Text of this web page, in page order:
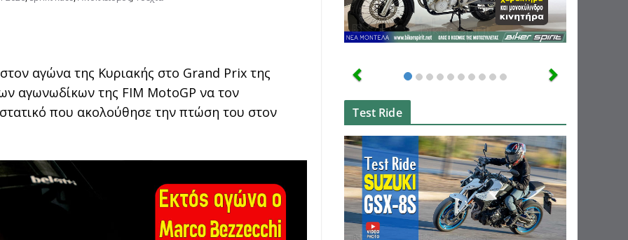
αγώνα της Κυριακής στο Grand Prix της
αγωνωδίκων της FIM MotoGP να τον
που ακολούθησε την πτώση του στον
Test Ride